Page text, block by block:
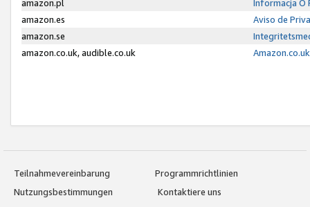
amazon.pl
Informacja O
amazon.es
Aviso de
amazon.se
amazon.co.uk, audible.co.uk
Teilnahmevereinbarung
Programmrichtlinien
Nutzungsbestimmungen
Kontaktiere uns